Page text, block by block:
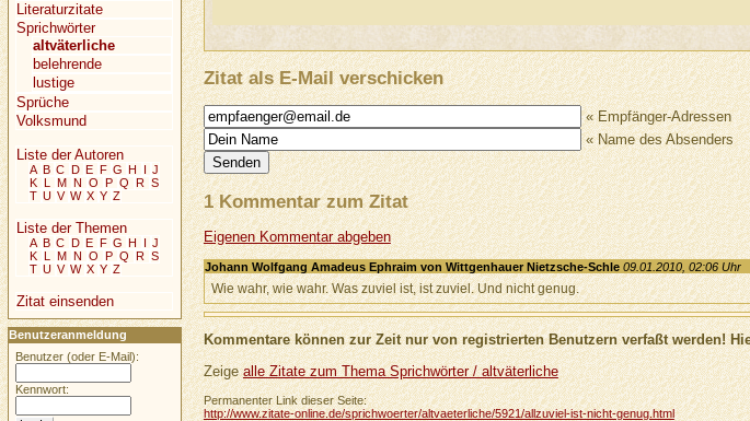
Zitat als E-Mail verschicken
« Empfänger-Adressen
« Name des Absenders
1 Kommentar zum Zitat
Eigenen Kommentar abgeben
Johann Wolfgang Amadeus Ephraim von Wittgenhauer Nietzsche-Schle 09.01.2010, 02:06 Uhr
Wie wahr, wie wahr. Was zuviel ist, ist zuviel. Und nicht genug.
Kommentare können zur Zeit nur von registrierten Benutzern verfaßt werden!
Zeigealle Zitate zum Thema Sprichwörter / altväterliche
Permanenter Link dieser Seite:
http://www.zitate-online.de/sprichwoerter/altvaeterliche/5921/allzuviel-ist-nicht-genug.html
Literaturzitate
Sprichwörter
altväterliche
belehrende
lustige
Sprüche
Volksmund
Liste der Autoren
A B C D E F G H I J
K L M N O P Q R S
T U V W X Y Z
Liste der Themen
A B C D E F G H I J
K L M N O P Q R S
T U V W X Y Z
Zitat einsenden
Benutzeranmeldung
Benutzer (oder E-Mail):
Kennwort: